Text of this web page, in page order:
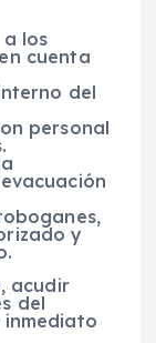
los
cuenta
del
personal
y
acudir
del